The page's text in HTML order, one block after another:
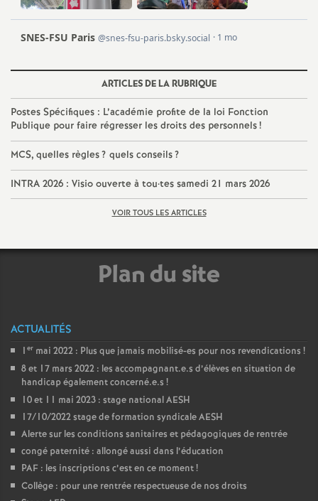
o
u
r
s
ARTICLES DE LA RUBRIQUE
Postes Spécifiques : L’académie profite de la loi Fonction
Publique pour faire régresser les droits des personnels!
MCS, quelles règles? quels conseils?
INTRA 2026 : Visio ouverte à tou·tes samedi 21 mars 2026
VOIR TOUS LES ARTICLES
Plan du site
ACTUALITÉS
1 er mai 2022 : Plus que jamais mobilisé-es pour nos revendications !
8 et 17 mars 2022 : les accompagnant.e.s d’élèves en situation de
handicap également concerné.e.s !
10 et 11 mai 2023 : stage national AESH
17/10/2022 stage de formation syndicale AESH
Alerte sur les conditions sanitaires et pédagogiques de rentrée
congé paternité : allongé aussi dans l’éducation
PAF : les inscriptions c’est en ce moment!
Collège : pour une rentrée respectueuse de nos droits